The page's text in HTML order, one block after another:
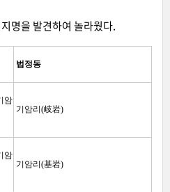
명을 발견하여 놀라웠다.
법정동
암
기암리(岐岩)
암
기암리(基岩)